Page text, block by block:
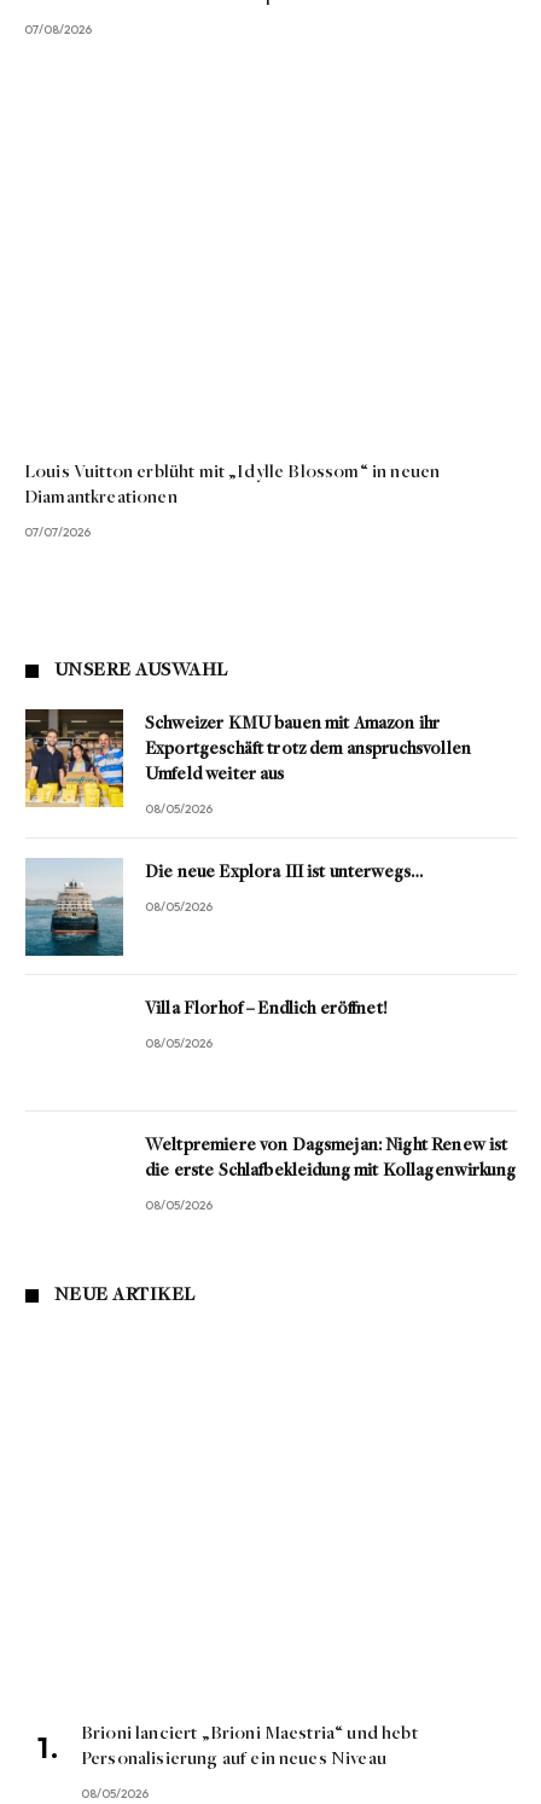
07/08/2026
Louis Vuitton erblüht mit „Idylle Blossom“ in neuen
Diamantkreationen
07/07/2026
UNSERE AUSWAHL
Schweizer KMU bauen mit Amazon ihr
Exportgeschäft trotz dem anspruchsvollen
Umfeld weiter aus
08/05/2026
Die neue Explora III ist unterwegs…
08/05/2026
Villa Florhof – Endlich eröffnet!
08/05/2026
Weltpremiere von Dagsmejan: Night Renew ist
die erste Schlafbekleidung mit Kollagenwirkung
08/05/2026
NEUE ARTIKEL
Brioni lanciert „Brioni Maestria“ und hebt
Personalisierung auf ein neues Niveau
08/05/2026